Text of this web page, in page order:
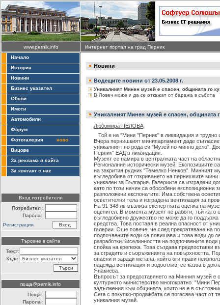
www.pernik.info
Интернет портал на град Перник
Начало
История
Новини
Бизнес указател
Обяви
Имоти
Автомобили
Форум
Фотогалерия
ново
Вицове
За реклама в сайта
За контакт с нас
Вход потребители
Потребител :
Парола :
Регистрация
Търсене в сайта
Текст:
Къде:
поща@pernik.info
Поща :
Парола :
Новини
Водещите новини от 23.05.2008 г.
Уникалният Минен музей е спасен, общината го
В Ловеч може и да се откажат от баража в събота
Уникалният Минен музей е спасен, общината
Любомира ПЕЛОВА
Той е на "Мини "Перник" в ликвидация и трудно
Вчера пернишкият минипарламент даде
уникалният по рода си "Музей по минно дело".
Перник" ЕАД в ликвидация.
Музеят се намира в централната част на
Регионалния исторически музей. Експозициите
на закрития рудник "Темелко Ненков". Минният
въгледобива от откриването на пернишките
уникален за България. Галериите са изградени
като по този начин са обособени експозиционни
разположени експонатите. Има собствена
осветителни тела и изградена вентилация за
На 91 348 лв възлиза експертната оценка на
оценител. В момента музеят не работи, тъй като
въгледобивно дружество не може да го
средства. Това поставя в реална опасност от
галерии. Още повече, че след прекратяване на
подпочвените води се повишава и това води до
разработки.Киселинността на подпочвените
спойка на крепежа. Това създава предпоставки
за сградите и съоръженията на повърхността.
опасни и заради метана, който оги прави
надежда вентилация и водоотлив, се казва в
Янакиева.
Въпросът за предоставянето на Минния музей е
културното министерство многократно. "Мини
задължения към общината, които не е в
Сега с покупко-продажбата се погасява част от
уникалния музей.